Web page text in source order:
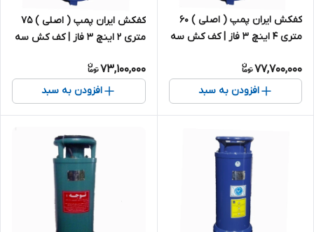
کفکش ایران پمپ ( اصلی ) ۶۰
متری ۴ اینچ ۳ فاز | کف کش سه
77,700,000
افزودن به سبد
کفکش ایران پمپ ( اصلی ) ۷۵
متری ۲ اینچ ۳ فاز | کف کش سه
73,100,000
افزودن به سبد